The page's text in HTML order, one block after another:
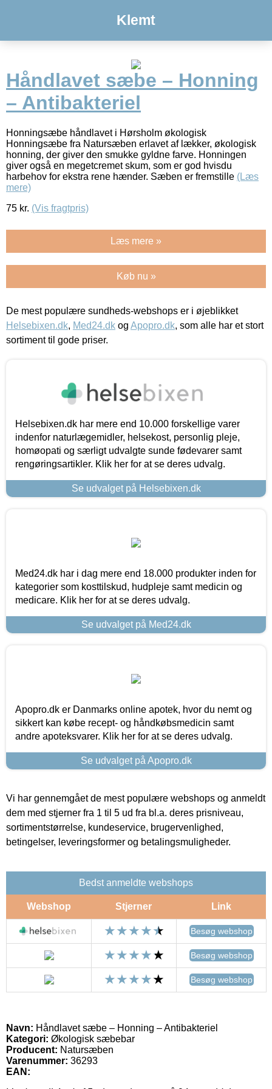
Klemt
Håndlavet sæbe – Honning
– Antibakteriel
Honningsæbe håndlavet i Hørsholm økologisk
Honningsæbe fra Natursæben erlavet af lækker, økologisk
honning, der giver den smukke gyldne farve. Honningen
giver også en megetcremet skum, som er god hvisdu
harbehov for ekstra rene hænder. Sæben er fremstille (Læs
mere)
75 kr. (Vis fragtpris)
Læs mere »
Køb nu »
De mest populære sundheds-webshops er i øjeblikket
Helsebixen.dk, Med24.dk og Apopro.dk, som alle har et stort
sortiment til gode priser.
Helsebixen.dk har mere end 10.000 forskellige varer
indenfor naturlægemidler, helsekost, personlig pleje,
homøopati og særligt udvalgte sunde fødevarer samt
rengøringsartikler. Klik her for at se deres udvalg.
Se udvalget på Helsebixen.dk
Med24.dk har i dag mere end 18.000 produkter inden for
kategorier som kosttilskud, hudpleje samt medicin og
medicare. Klik her for at se deres udvalg.
Se udvalget på Med24.dk
Apopro.dk er Danmarks online apotek, hvor du nemt og
sikkert kan købe recept- og håndkøbsmedicin samt
andre apoteksvarer. Klik her for at se deres udvalg.
Se udvalget på Apopro.dk
Vi har gennemgået de mest populære webshops og anmeldt
dem med stjerner fra 1 til 5 ud fra bl.a. deres prisniveau,
sortimentstørrelse, kundeservice, brugervenlighed,
betingelser, leveringsformer og betalingsmuligheder.
Bedst anmeldte webshops
Webshop Stjerner Link
Besøg webshop
Besøg webshop
Besøg webshop
Navn: Håndlavet sæbe – Honning – Antibakteriel
Kategori: Økologisk sæbebar
Producent: Natursæben
Varenummer: 36293
EAN: